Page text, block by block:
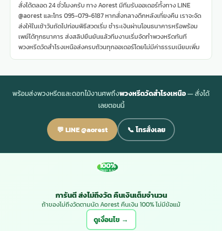
สั่งได้ตลอด 24 ชั่วโมงครับ ทาง Aorest มีทีมรับออเดอร์ทั้งทาง LINE
@aorest และโทร 095-079-6187 หากสั่งกลางดึกหลังเที่ยงคืน เราจะจัด
ส่งให้ในเช้าวันถัดไปก่อนพิธีสวดเริ่ม ชำระเงินผ่านโอนธนาคารหรือพร้อม
เพย์ได้ทุกธนาคาร ส่งสลิปยืนยันแล้วทีมงานเริ่มจัดทำพวงหรีดทันที
พวงหรีดวัดสำโรงเหนือส่งครบถ้วนทุกออเดอร์โดยไม่มีค่าธรรมเนียมเพิ่ม
พร้อมส่งพวงหรีดและดอกไม้งานศพถึงพวงหรีดวัดสำโรงเหนือ— สั่งได้
เลยตอนนี้
💬 LINE @aorest 📞 โทรสั่งเลย
100%
MONEY BACK
การันตี ส่งไม่ถึงวัด คืนเงินเต็มจำนวน
ถ้าของไม่ถึงวัดตามนัด Aorest คืนเงิน 100% ไม่มีข้อแม้
ดูเงื่อนไข →